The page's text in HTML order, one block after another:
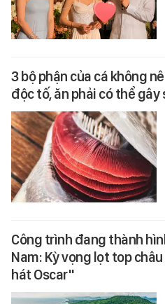
3 bộ phận của cá không
độc tố, ăn phải có thể gây
Công trình đang thành
Nam: Kỳ vọng lọt top
hát Oscar"